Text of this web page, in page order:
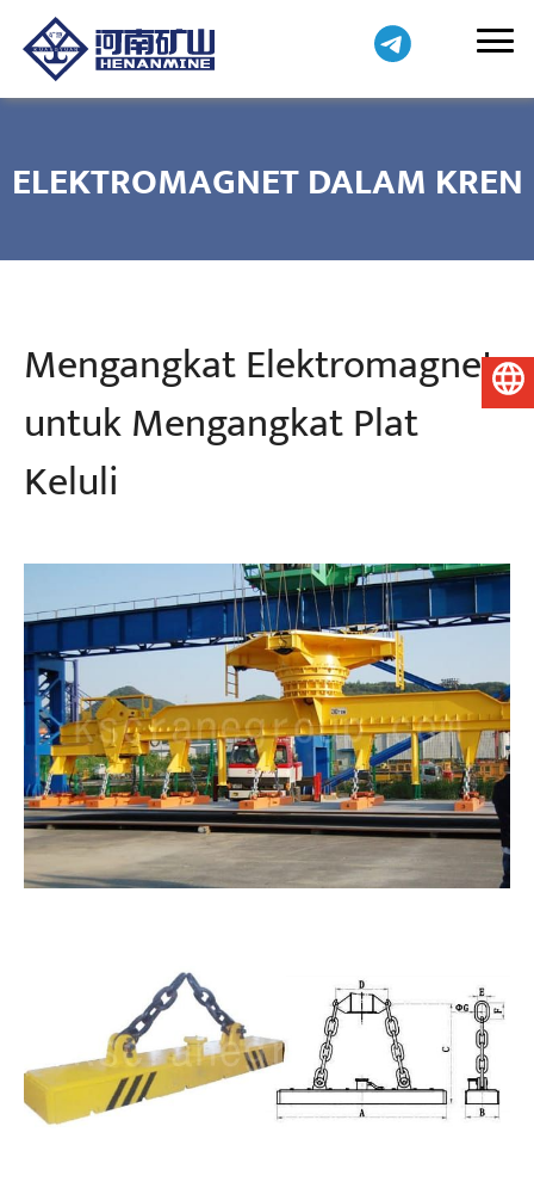
ELEKTROMAGNET DALAM KREN
Mengangkat Elektromagnet
untuk Mengangkat Plat
Keluli
Bahasa Melayu